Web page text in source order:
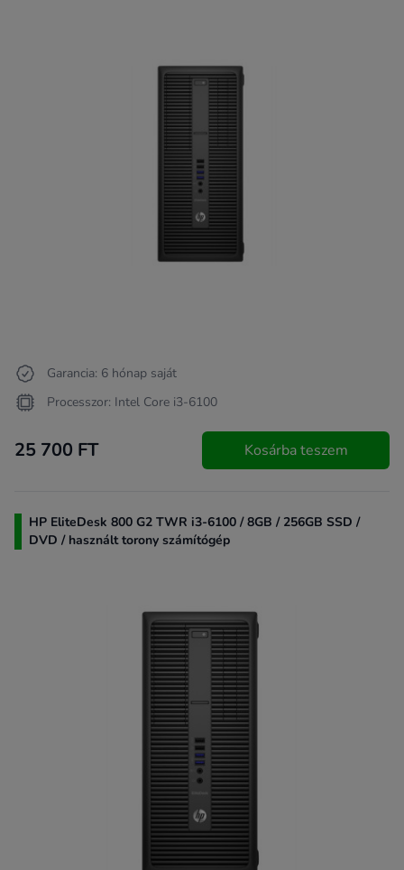
Garancia: 6 hónap saját
Processzor: Intel Core i3-6100
25 700 FT Kosárba teszem
HP EliteDesk 800 G2 TWR i3-6100 / 8GB / 256GB SSD /
DVD / használt torony számítógép